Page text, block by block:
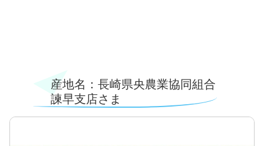
産地名：長崎県央農業協同組合
諫早支店さま